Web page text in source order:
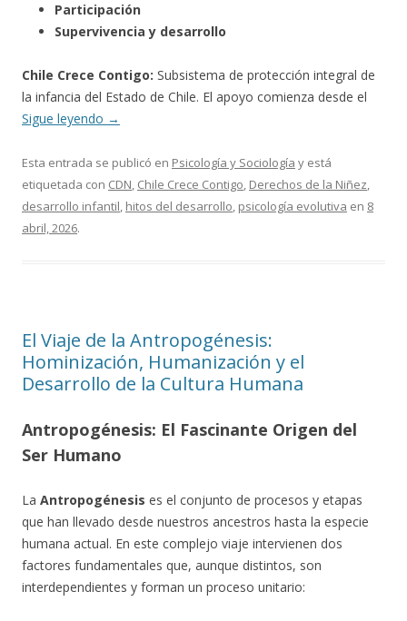
Participación
Supervivencia y desarrollo
Chile Crece Contigo: Subsistema de protección integral de
la infancia del Estado de Chile. El apoyo comienza desde el
Sigue leyendo →
Esta entrada se publicó en Psicología y Sociología y está
etiquetada con CDN, Chile Crece Contigo, Derechos de la Niñez,
desarrollo infantil, hitos del desarrollo, psicología evolutiva en 8
abril, 2026.
El Viaje de la Antropogénesis:
Hominización, Humanización y el
Desarrollo de la Cultura Humana
Antropogénesis: El Fascinante Origen del
Ser Humano
La Antropogénesis es el conjunto de procesos y etapas
que han llevado desde nuestros ancestros hasta la especie
humana actual. En este complejo viaje intervienen dos
factores fundamentales que, aunque distintos, son
interdependientes y forman un proceso unitario: